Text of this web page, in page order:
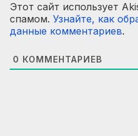
Этот сайт использует
спамом. Узнайте, как
данные комментариев.
0 КОММЕНТАРИЕВ